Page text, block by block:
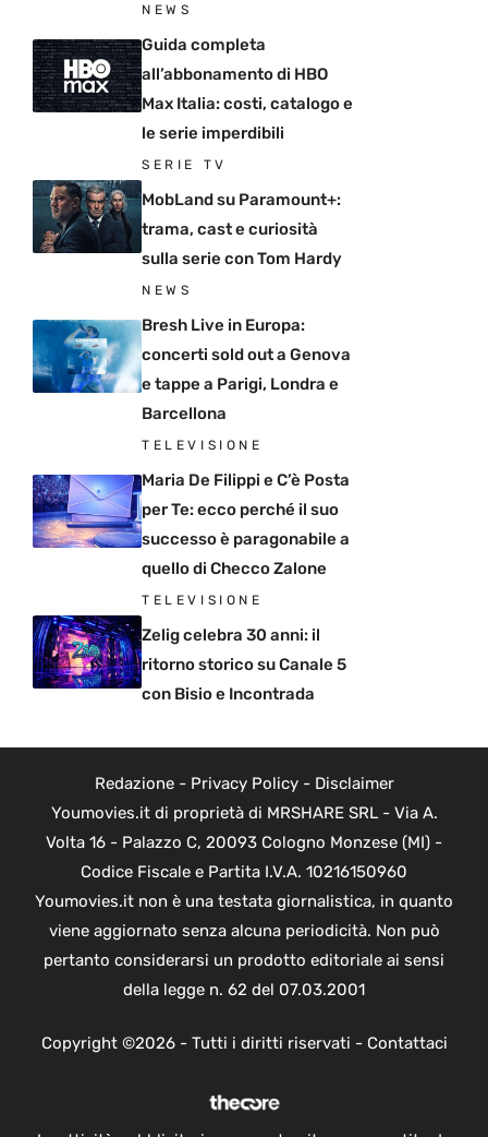
NEWS
Guida completa
all’abbonamento di HBO
Max Italia: costi, catalogo e
le serie imperdibili
SERIE TV
MobLand su Paramount+:
trama, cast e curiosità
sulla serie con Tom Hardy
NEWS
Bresh Live in Europa:
concerti sold out a Genova
e tappe a Parigi, Londra e
Barcellona
TELEVISIONE
Maria De Filippi e C’è Posta
per Te: ecco perché il suo
successo è paragonabile a
quello di Checco Zalone
TELEVISIONE
Zelig celebra 30 anni: il
ritorno storico su Canale 5
con Bisio e Incontrada
Redazione- Privacy Policy- Disclaimer
Youmovies.it di proprietà di MRSHARE SRL - Via A.
Volta 16 - Palazzo C, 20093 Cologno Monzese (MI) -
Codice Fiscale e Partita I.V.A. 10216150960
Youmovies.it non è una testata giornalistica, in quanto
viene aggiornato senza alcuna periodicità. Non può
pertanto considerarsi un prodotto editoriale ai sensi
della legge n. 62 del 07.03.2001
Copyright ©2026 - Tutti i diritti riservati - Contattaci